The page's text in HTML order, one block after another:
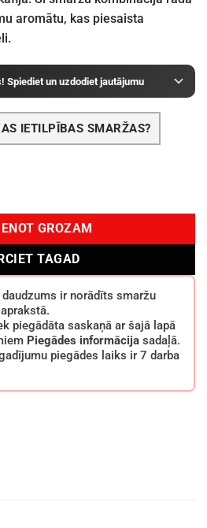
aromātu, kas piesaista
Spiediet un uzdodiet jautājumu
IETILPĪBAS SMARŽAS?
ml daudzums
GROZAM
TAGAD
ir norādīts smaržu
piegādāta saskaņā ar šajā lapā
Piegādes informācija sadaļā.
piegādes laiks ir 7 darba